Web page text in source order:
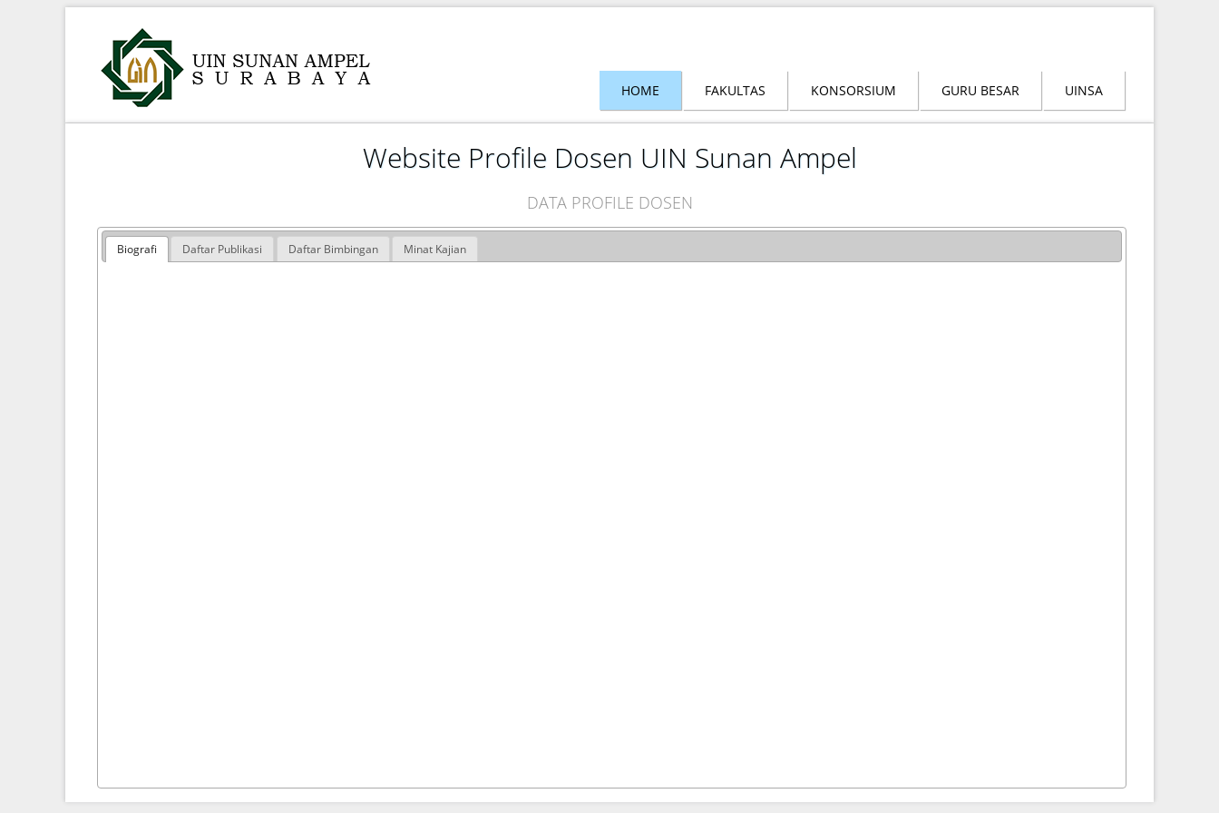
HOME FAKULTAS KONSORSIUM GURU BESAR UINSA
Website Profile Dosen UIN Sunan Ampel
DATA PROFILE DOSEN
Biografi Daftar Publikasi Daftar Bimbingan Minat Kajian